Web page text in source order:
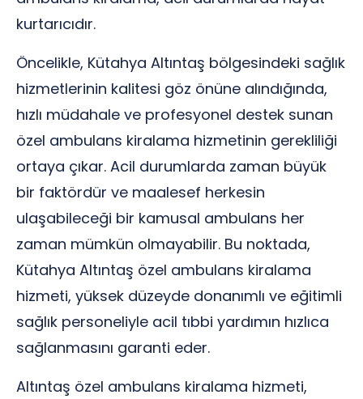
kurtarıcıdır.
Öncelikle, Kütahya Altıntaş bölgesindeki sağlık
hizmetlerinin kalitesi göz önüne alındığında,
hızlı müdahale ve profesyonel destek sunan
özel ambulans kiralama hizmetinin gerekliliği
ortaya çıkar. Acil durumlarda zaman büyük
bir faktördür ve maalesef herkesin
ulaşabileceği bir kamusal ambulans her
zaman mümkün olmayabilir. Bu noktada,
Kütahya Altıntaş özel ambulans kiralama
hizmeti, yüksek düzeyde donanımlı ve eğitimli
sağlık personeliyle acil tıbbi yardımın hızlıca
sağlanmasını garanti eder.
Altıntaş özel ambulans kiralama hizmeti,